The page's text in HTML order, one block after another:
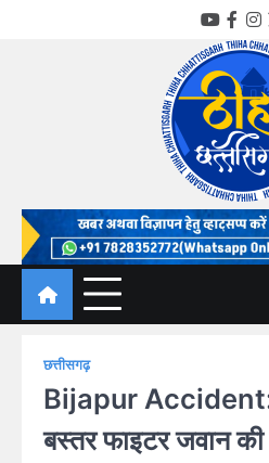
Thiha
गोठ जन-जन के
छत्तीसगढ़
Bijapur Accident:
बस्तर फाइटर जवान